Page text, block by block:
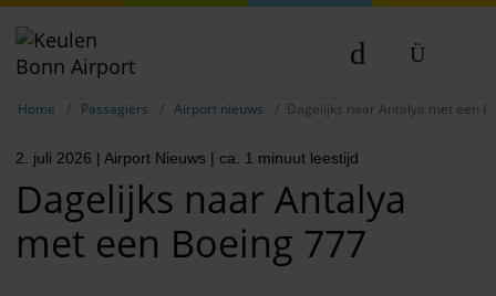
DE
Home Passagiers Airport nieuws Dagelijks naar Antalya met een
2. juli 2026 | Airport Nieuws | ca. 1 minuut leestijd
Dagelijks naar Antalya
met een Boeing 777